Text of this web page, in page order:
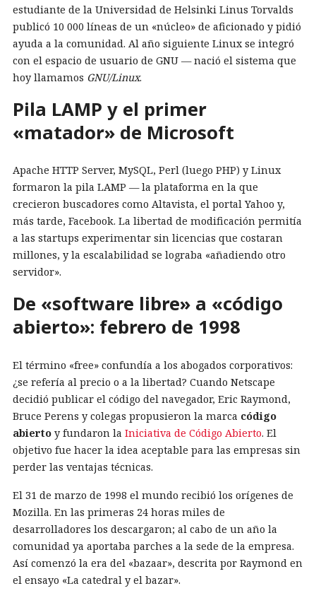
estudiante de la Universidad de Helsinki Linus Torvalds
publicó 10 000 líneas de un «núcleo» de aficionado y pidió
ayuda a la comunidad. Al año siguiente Linux se integró
con el espacio de usuario de GNU — nació el sistema que
hoy llamamos GNU/Linux.
Pila LAMP y el primer
«matador» de Microsoft
Apache HTTP Server, MySQL, Perl (luego PHP) y Linux
formaron la pila LAMP — la plataforma en la que
crecieron buscadores como Altavista, el portal Yahoo y,
más tarde, Facebook. La libertad de modificación permitía
a las startups experimentar sin licencias que costaran
millones, y la escalabilidad se lograba «añadiendo otro
servidor».
De «software libre» a «código
abierto»: febrero de 1998
El término «free» confundía a los abogados corporativos:
¿se refería al precio o a la libertad? Cuando Netscape
decidió publicar el código del navegador, Eric Raymond,
Bruce Perens y colegas propusieron la marca código
abierto y fundaron la Iniciativa de Código Abierto. El
objetivo fue hacer la idea aceptable para las empresas sin
perder las ventajas técnicas.
El 31 de marzo de 1998 el mundo recibió los orígenes de
Mozilla. En las primeras 24 horas miles de
desarrolladores los descargaron; al cabo de un año la
comunidad ya aportaba parches a la sede de la empresa.
Así comenzó la era del «bazaar», descrita por Raymond en
el ensayo «La catedral y el bazar».